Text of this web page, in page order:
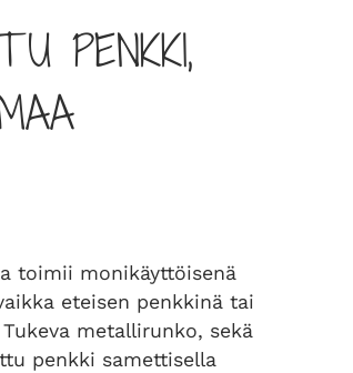
PENKKI,
toimii monikäyttöisenä
eteisen penkkinä tai
metallirunko, sekä
penkki samettisella